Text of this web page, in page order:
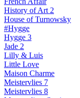
History of Art 2
House of Turnowsky
#Hygge
Hygge 3
Jade 2
Lilly & Luis
Little Love
Maison Charme
Meistervlies 7
Meistervlies 8